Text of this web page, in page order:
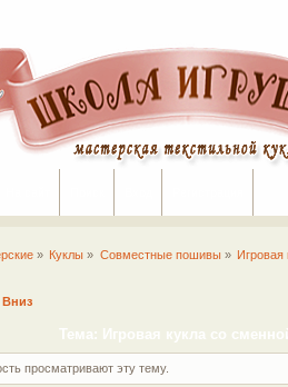
» Куклы » Совместные пошивы» Игровая
Вниз
Тема: Игровая кукла со
просматривают эту тему.